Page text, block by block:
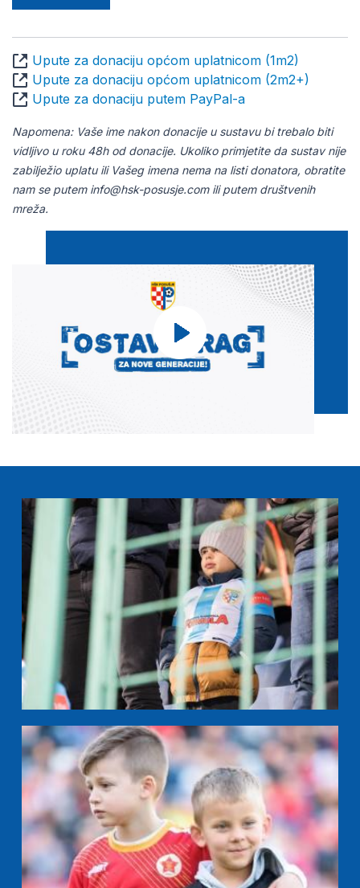
Upute za donaciju općom uplatnicom (1m2)
Upute za donaciju općom uplatnicom (2m2+)
Upute za donaciju putem PayPal-a
Napomena: Vaše ime nakon donacije u sustavu bi trebalo biti
vidljivo u roku 48h od donacije. Ukoliko primjetite da sustav nije
zabilježio uplatu ili Vašeg imena nema na listi donatora, obratite
nam se putem info@hsk-posusje.comili putem društvenih
mreža.